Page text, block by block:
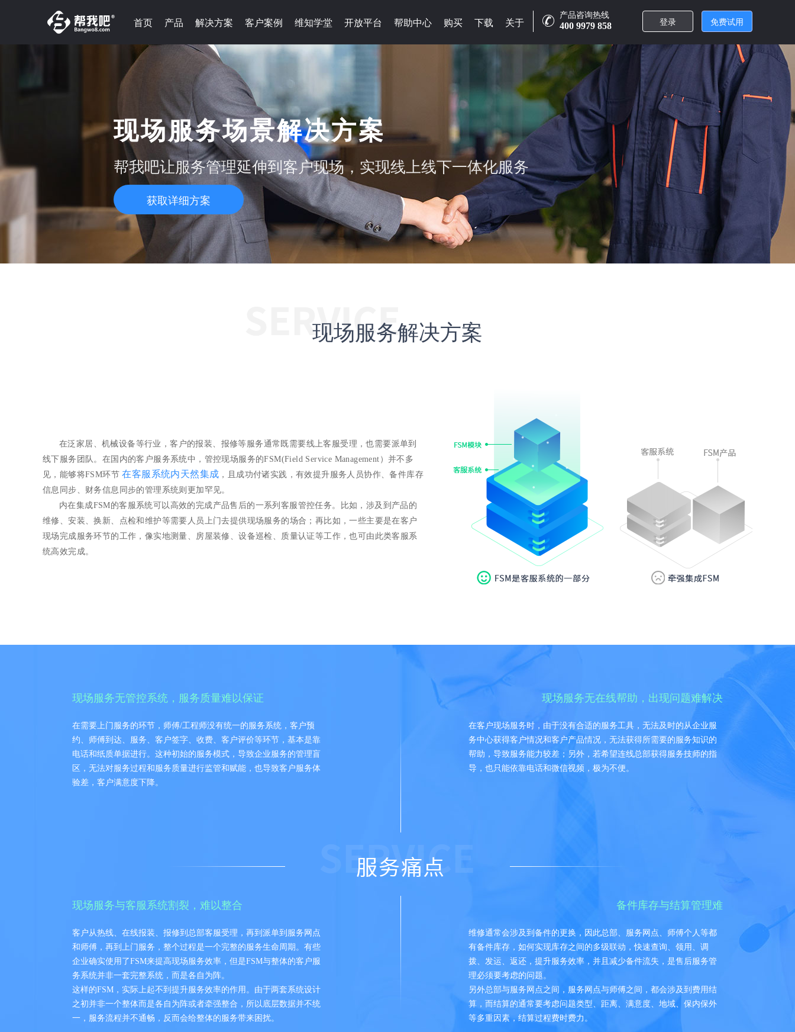
首页 产品 解决方案 客户案例 维知学堂 开放平台 帮助中心 购买 下载 关于
产品咨询热线
400 9979 858 登录 免费试用
现场服务场景解决方案
帮我吧让服务管理延伸到客户现场，实现线上线下一体化服务
获取详细方案
现场服务解决方案
在泛家居、机械设备等行业，客户的报装、报修等服务通常既需要线上客服受理，也需要派单到
线下服务团队。在国内的客户服务系统中，管控现场服务的FSM(Field Service Management）并不多
见，能够将FSM环节在客服系统内天然集成 ，且成功付诸实践，有效提升服务人员协作、备件库存
信息同步、财务信息同步的管理系统则更加罕见。
内在集成FSM的客服系统可以高效的完成产品售后的一系列客服管控任务。比如，涉及到产品的
维修、安装、换新、点检和维护等需要人员上门去提供现场服务的场合；再比如，一些主要是在客户
现场完成服务环节的工作，像实地测量、房屋装修、设备巡检、质量认证等工作，也可由此类客服系
统高效完成。
现场服务无管控系统，服务质量难以保证
在需要上门服务的环节，师傅/工程师没有统一的服务系统，客户预
约、师傅到达、服务、客户签字、收费、客户评价等环节，基本是靠
电话和纸质单据进行。这种初始的服务模式，导致企业服务的管理盲
区，无法对服务过程和服务质量进行监管和赋能，也导致客户服务体
验差，客户满意度下降。
现场服务无在线帮助，出现问题难解决
在客户现场服务时，由于没有合适的服务工具，无法及时的从企业服
务中心获得客户情况和客户产品情况，无法获得所需要的服务知识的
帮助，导致服务能力较差；另外，若希望连线总部获得服务技师的指
导，也只能依靠电话和微信视频，极为不便。
现场服务与客服系统割裂，难以整合
客户从热线、在线报装、报修到总部客服受理，再到派单到服务网点
和师傅，再到上门服务，整个过程是一个完整的服务生命周期。有些
企业确实使用了FSM来提高现场服务效率，但是FSM与整体的客户服
务系统并非一套完整系统，而是各自为阵。
这样的FSM，实际上起不到提升服务效率的作用。由于两套系统设计
之初并非一个整体而是各自为阵或者牵强整合，所以底层数据并不统
一，服务流程并不通畅，反而会给整体的服务带来困扰。
备件库存与结算管理难
维修通常会涉及到备件的更换，因此总部、服务网点、师傅个人等都
有备件库存，如何实现库存之间的多级联动，快速查询、领用、调
拨、发运、返还，提升服务效率，并且减少备件流失，是售后服务管
理必须要考虑的问题。
另外总部与服务网点之间，服务网点与师傅之间，都会涉及到费用结
算，而结算的通常要考虑问题类型、距离、满意度、地域、保内保外
等多重因素，结算过程费时费力。